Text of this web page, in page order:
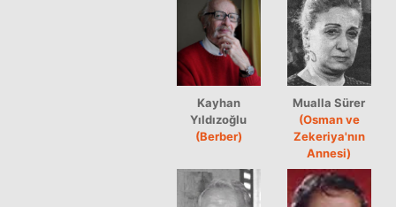
Kayhan
Yıldızoğlu
(Berber)
Mualla Sürer
(Osman ve
Zekeriya'nın
Annesi)